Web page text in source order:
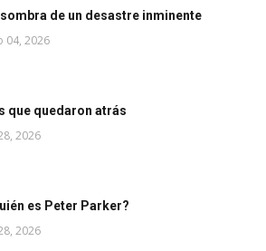
de un desastre inminente
04, 2026
que quedaron atrás
2026
es Peter Parker?
2026